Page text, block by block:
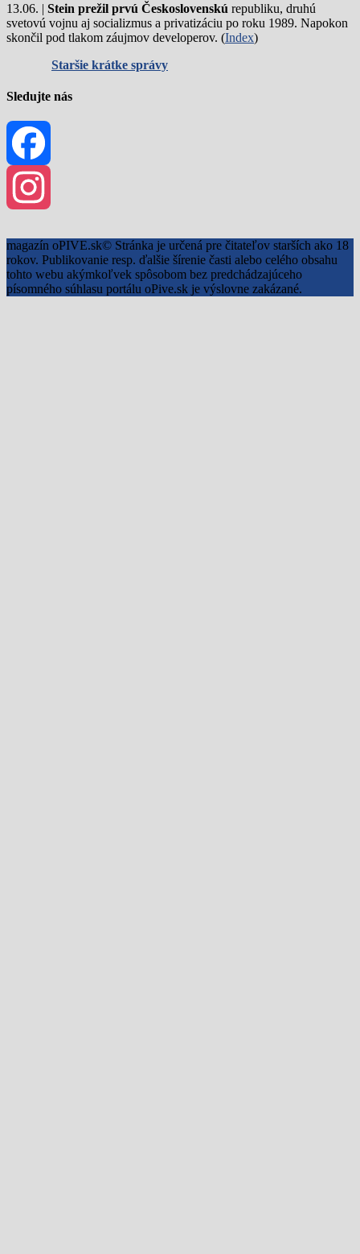
13.06. | Stein prežil prvú Československú republiku, druhú
svetovú vojnu aj socializmus a privatizáciu po roku 1989. Napokon
skončil pod tlakom záujmov developerov. (Index)
Staršie krátke správy
Sledujte nás
Facebook
magazín oPIVE.sk© Stránka je určená pre čitateľov starších ako 18
rokov. Publikovanie resp. ďalšie šírenie časti alebo celého obsahu
tohto webu akýmkoľvek spôsobom bez predchádzajúceho
písomného súhlasu portálu oPive.sk je výslovne zakázané.